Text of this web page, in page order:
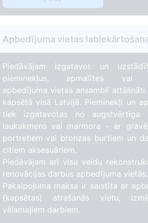
Apbedījuma vietas
Piedāvājam izgatavot un
pieminekļus, apmalītes vai
apbedījuma vietas ansambli attālināti
kapsētā visā Latvijā. Pieminekļi un
tiek izgatavotas no augstvērtīga
laukakmens vai marmora - ar
portretiem vai bronzas burtiem un
citiem aksesuāriem.
Piedāvājam arī visu veidu
renovācijas darbus apbedījuma vietās.
Pakalpojuma maksa ir saistīta ar
(kapsētas) atrašanās vietu,
vēlamajiem darbiem.